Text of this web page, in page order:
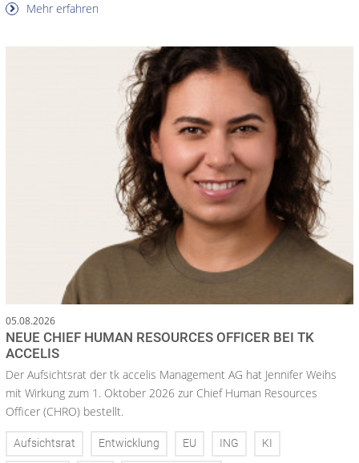
Mehr erfahren
05.08.2026
NEUE CHIEF HUMAN RESOURCES OFFICER BEI TK
ACCELIS
Der Aufsichtsrat der tk accelis Management AG hat Jennifer Weihs
mit Wirkung zum 1. Oktober 2026 zur Chief Human Resources
Officer (CHRO) bestellt.
Aufsichtsrat Entwicklung EU ING KI